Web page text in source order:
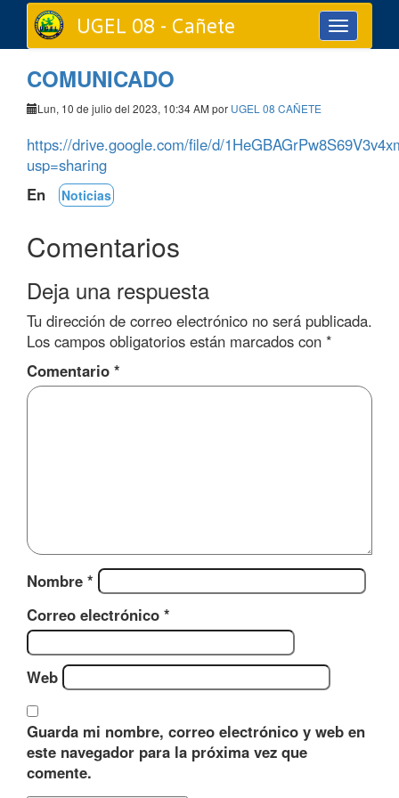
Toggle
navigation
UGEL 08 - Cañete
COMUNICADO
Lun, 10 de julio del 2023, 10:34 AM por UGEL 08 CAÑETE
https://drive.google.com/file/d/
usp=sharing
En
Noticias
Comentarios
Deja una respuesta
Tu dirección de correo electrónico no será publicada.
Los campos obligatorios están marcados con *
Comentario *
Nombre *
Correo electrónico *
Web
Guarda mi nombre, correo electrónico y web en
este navegador para la próxima vez que
comente.